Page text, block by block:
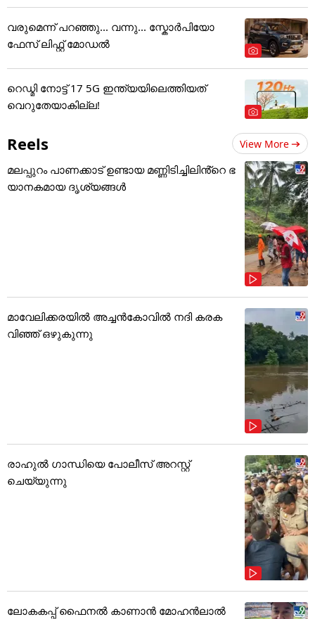
വരുമെന്ന് പറഞ്ഞു... വന്നു... സ്കോർപിയോ
ഫേസ് ലിഫ്റ്റ് മോഡൽ
റെഡ്മി നോട്ട് 17 5G ഇന്ത്യയിലെത്തിയത്
വെറുതേയാകില്ല!
Reels View More
മലപ്പുറം പാണക്കാട് ഉണ്ടായ മണ്ണിടിച്ചിലിൻ്റെ ഭ
യാനകമായ ദൃശ്യങ്ങൾ
മാവേലിക്കരയിൽ അച്ചൻകോവിൽ നദി കരക
വിഞ്ഞ് ഒഴുകുന്നു
രാഹുൽ ഗാന്ധിയെ പോലീസ് അറസ്റ്റ്
ചെയ്യുന്നു
ലോകകപ്പ് ഫൈനൽ കാണാൻ മോഹൻലാൽ